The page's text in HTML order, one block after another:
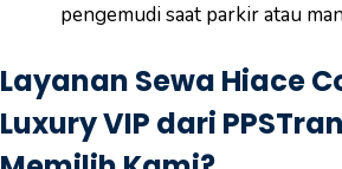
pengemudi saat parkir atau
Layanan Sewa Hiace
Luxury VIP dari